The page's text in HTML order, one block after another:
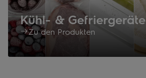
Kühl- & Gefriergeräte
Zu den Produkten